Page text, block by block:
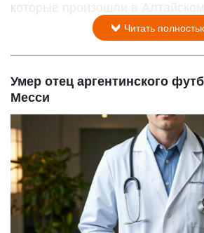
которые произошли в Алтайском
Читать
Умер отец аргентинского
Месси